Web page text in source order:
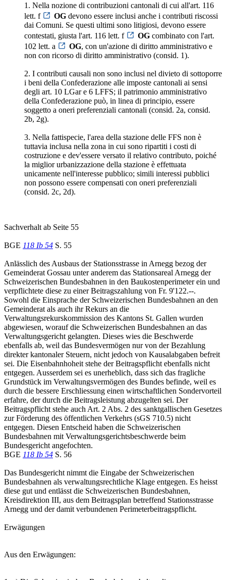
1. Nella nozione di contribuzioni cantonali di cui all'art. 116
lett. f
OG devono essere inclusi anche i contributi riscossi
dai Comuni. Se questi ultimi sono litigiosi, devono essere
contestati, giusta l'art. 116 lett. f
OG combinato con l'art.
102 lett. a
OG, con un'azione di diritto amministrativo e
non con ricorso di diritto amministrativo (consid. 1).
2. I contributi causali non sono inclusi nel divieto di sottoporre
i beni della Confederazione alle imposte cantonali ai sensi
degli art. 10 LGar e 6 LFFS; il patrimonio amministrativo
della Confederazione può, in linea di principio, essere
soggetto a oneri preferenziali cantonali (consid. 2a, consid.
2b, 2g).
3. Nella fattispecie, l'area della stazione delle FFS non è
tuttavia inclusa nella zona in cui sono ripartiti i costi di
costruzione e dev'essere versato il relativo contributo, poiché
la miglior urbanizzazione della stazione è effettuata
unicamente nell'interesse pubblico; simili interessi pubblici
non possono essere compensati con oneri preferenziali
(consid. 2c, 2d).
Sachverhalt ab Seite 55
BGE 118 Ib 54 S. 55
Anlässlich des Ausbaus der Stationsstrasse in Arnegg bezog der
Gemeinderat Gossau unter anderem das Stationsareal Arnegg der
Schweizerischen Bundesbahnen in den Baukostenperimeter ein und
verpflichtete diese zu einer Beitragszahlung von Fr. 9'122.--.
Sowohl die Einsprache der Schweizerischen Bundesbahnen an den
Gemeinderat als auch ihr Rekurs an die
Verwaltungsrekurskommission des Kantons St. Gallen wurden
abgewiesen, worauf die Schweizerischen Bundesbahnen an das
Verwaltungsgericht gelangten. Dieses wies die Beschwerde
ebenfalls ab, weil das Bundesvermögen nur von der Bezahlung
direkter kantonaler Steuern, nicht jedoch von Kausalabgaben befreit
sei. Die Eisenbahnhoheit stehe der Beitragspflicht ebenfalls nicht
entgegen. Ausserdem sei es unerheblich, dass sich das fragliche
Grundstück im Verwaltungsvermögen des Bundes befinde, weil es
durch die bessere Erschliessung einen wirtschaftlichen Sondervorteil
erfahre, der durch die Beitragsleistung abzugelten sei. Der
Beitragspflicht stehe auch Art. 2 Abs. 2 des sanktgallischen Gesetzes
zur Förderung des öffentlichen Verkehrs (sGS 710.5) nicht
entgegen. Diesen Entscheid haben die Schweizerischen
Bundesbahnen mit Verwaltungsgerichtsbeschwerde beim
Bundesgericht angefochten.
BGE 118 Ib 54 S. 56
Das Bundesgericht nimmt die Eingabe der Schweizerischen
Bundesbahnen als verwaltungsrechtliche Klage entgegen. Es heisst
diese gut und entlässt die Schweizerischen Bundesbahnen,
Kreisdirektion III, aus dem Beitragsplan betreffend Stationsstrasse
Arnegg und der damit verbundenen Perimeterbeitragspflicht.
Erwägungen
Aus den Erwägungen: